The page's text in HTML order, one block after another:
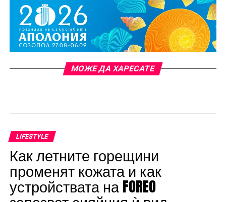
МОЖЕ ДА ХАРЕСАТЕ
LIFESTYLE
Как летните горещини
променят кожата и как
устройствата на FOREO